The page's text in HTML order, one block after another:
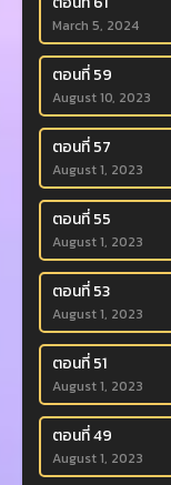
March 5, 2024
ตอนที่ 59
August 10, 2023
ตอนที่ 57
August 1, 2023
ตอนที่ 55
August 1, 2023
ตอนที่ 53
August 1, 2023
ตอนที่ 51
August 1, 2023
ตอนที่ 49
August 1, 2023